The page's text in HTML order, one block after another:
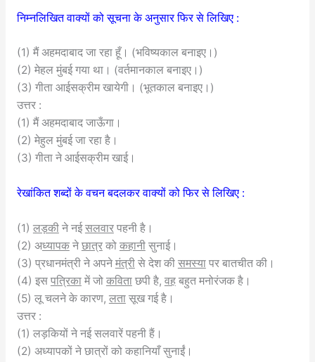
निम्नलिखित वाक्यों को सूचना के अनुसार फिर से लिखिए :
(1) मैं अहमदाबाद जा रहा हूँ। (भविष्यकाल बनाइए।)
(2) मेहल मुंबई गया था। (वर्तमानकाल बनाइए।)
(3) गीता आईसक्रीम खायेगी। (भूतकाल बनाइए।)
उत्तर :
(1) मैं अहमदाबाद जाऊँगा।
(2) मेहुल मुंबई जा रहा है।
(3) गीता ने आईसक्रीम खाई।
रेखांकित शब्दों के वचन बदलकर वाक्यों को फिर से लिखिए :
(1) लड़कीने नईसलवारपहनी है।
(2) अध्यापकनेछात्रको कहानीसुनाई।
(3) प्रधानमंत्री ने अपनेमंत्रीसे देश की समस्यापर बातचीत की।
(4) इस पत्रिकामें जो कविताछपी है, वहबहुत मनोरंजक है।
(5) लू चलने के कारण, लतासूख गई है।
उत्तर :
(1) लड़कियों ने नई सलवारें पहनी हैं।
(2) अध्यापकों ने छात्रों को कहानियाँ सुनाईं।